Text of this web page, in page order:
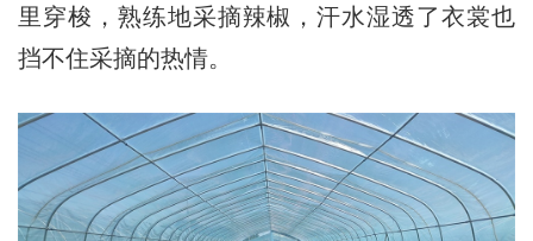
里穿梭，熟练地采摘辣椒，汗水湿透了衣裳也
挡不住采摘的热情。